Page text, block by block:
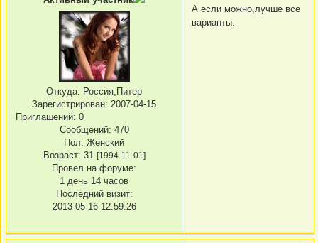
Откуда: Россия,Питер
Зарегистрирован: 2007-04-15
Приглашений: 0
Сообщений: 470
Пол: Женский
Возраст: 31 [1994-11-01]
Провел на форуме:
1 день 14 часов
Последний визит:
2013-05-16 12:59:26
А если можно,лучше все
варианты.